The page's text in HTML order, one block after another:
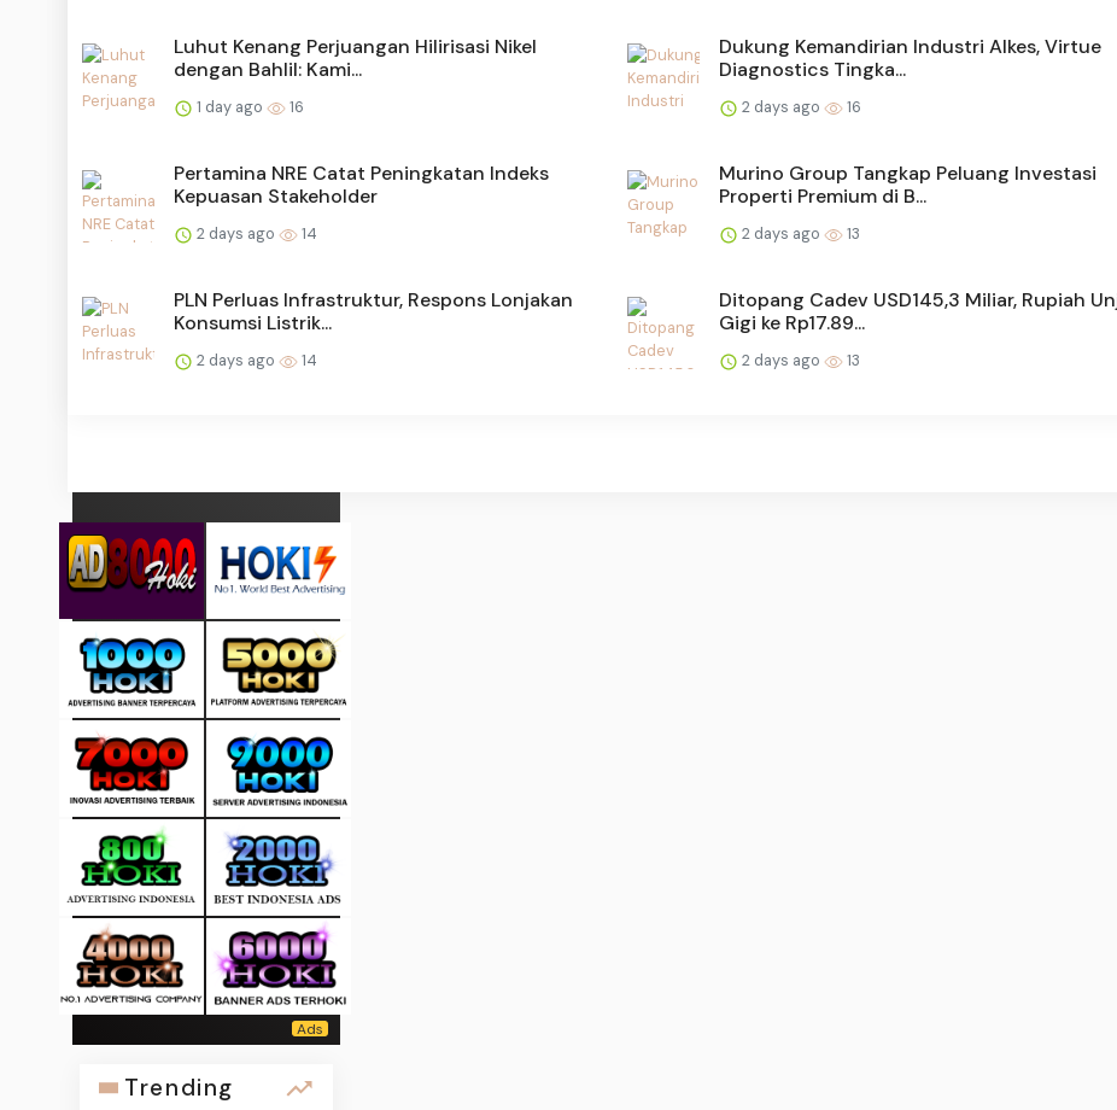
Luhut Kenang Perjuangan Hilirisasi Nikel
dengan Bahlil: Kami...
1 day ago 16
Dukung Kemandirian Industri Alkes, Virtue
Diagnostics Tingka...
2 days ago 16
Pertamina NRE Catat Peningkatan Indeks
Kepuasan Stakeholder
2 days ago 14
Murino Group Tangkap Peluang Investasi
Properti Premium di B...
2 days ago 13
PLN Perluas Infrastruktur, Respons Lonjakan
Konsumsi Listrik...
2 days ago 14
Ditopang Cadev USD145,3 Miliar, Rupiah
Gigi ke Rp17.89...
2 days ago 13
Trending